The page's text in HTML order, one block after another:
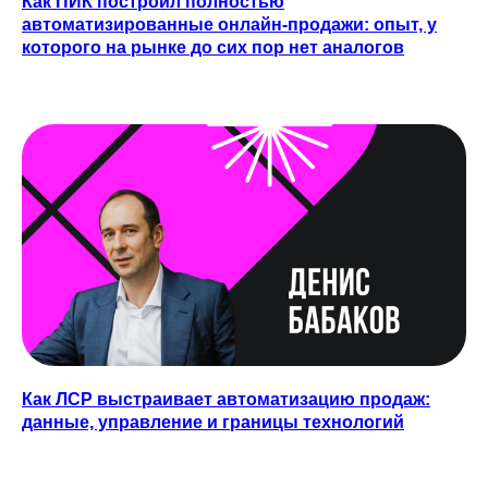
автоматизированные онлайн-продажи: опыт, у
которого на рынке до сих пор нет аналогов
Как ЛСР выстраивает автоматизацию продаж:
данные, управление и границы технологий